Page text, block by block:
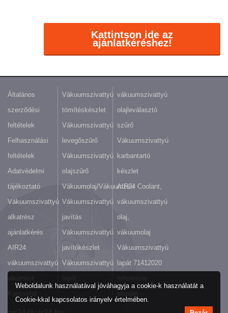
Kattintson ide az
ajánlatkéréshez!
Általános
szerződési
feltételek
Felhasználási
feltételek
Adatvédelmi
tájékoztató
Vákuumszivattyú
alkatrész
ajánlatkérés
AIR24
vákuumszivattyú
Vákuumszivattyú
tömítéskészlet
Vákuumszivattyú
levegőszűrő
Vákuumszivattyú
olajszűrő
Vákuumolaj/Vákuumzsír
Vákuumszivattyú
javítás
Vákuumszivattyú
javítókészlet
Vákuumszivattyú
vákuumszivattyú
olajleválasztó
szűrő
Vákuumszivattyú
karbantartó
készlet
AIR24 Coolant,
vákuumszivattyú
olaj,
vákuumolaj
Vákuumszivattyú
lapát 71412020
Weboldalunk használatával jóváhagyja a cookie-k használatát a
Cookie-kkal kapcsolatos irányelv értelmében.